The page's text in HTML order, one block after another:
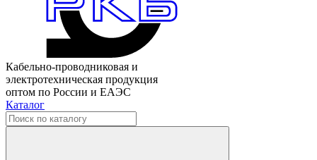
Кабельно-проводниковая и
электротехническая продукция
оптом по России и ЕАЭС
Каталог